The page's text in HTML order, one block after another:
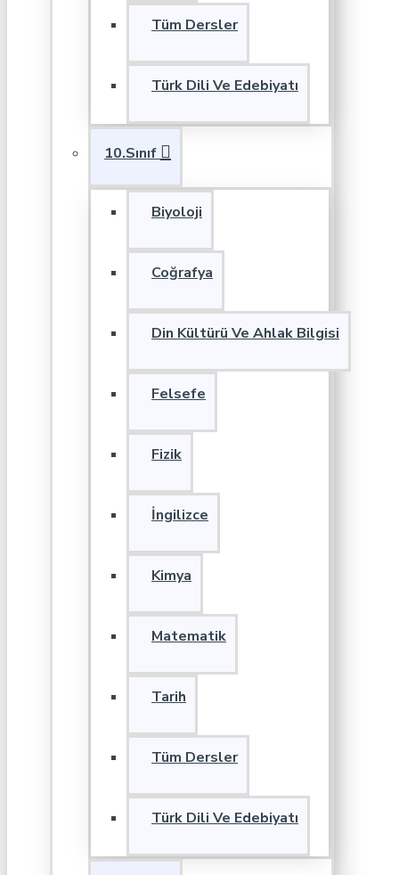
Tüm Dersler
Türk Dili Ve Edebiyatı
10.Sınıf
Biyoloji
Coğrafya
Din Kültürü Ve Ahlak Bilgisi
Felsefe
Fizik
İngilizce
Kimya
Matematik
Tarih
Tüm Dersler
Türk Dili Ve Edebiyatı